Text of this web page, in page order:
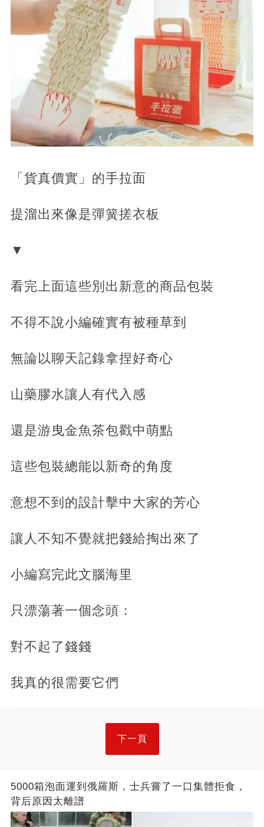
「貨真價實」的手拉面
提溜出來像是彈簧搓衣板
▼
看完上面這些別出新意的商品包裝
不得不說小編確實有被種草到
無論以聊天記錄拿捏好奇心
山藥膠水讓人有代入感
還是游曳金魚茶包戳中萌點
這些包裝總能以新奇的角度
意想不到的設計擊中大家的芳心
讓人不知不覺就把錢給掏出來了
小編寫完此文腦海里
只漂蕩著一個念頭：
對不起了錢錢
我真的很需要它們
下一頁
5000箱泡面運到俄羅斯，士兵嘗了一口集體拒食，
背后原因太離譜